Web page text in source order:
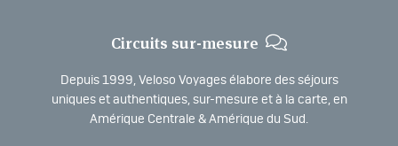
Circuits sur-mesure
Depuis 1999, Veloso Voyages élabore des séjours
uniques et authentiques, sur-mesure et à la carte, en
Amérique Centrale & Amérique du Sud.